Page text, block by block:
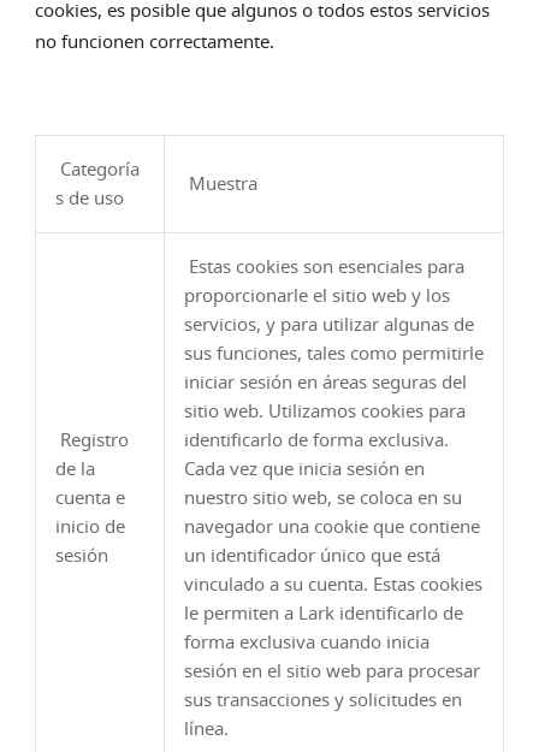
cookies, es posible que algunos o todos estos servicios
no funcionen correctamente.
Categoría
s de uso
Muestra
Registro
de la
cuenta e
inicio de
sesión
Estas cookies son esenciales para
proporcionarle el sitio web y los
servicios, y para utilizar algunas de
sus funciones, tales como permitirle
iniciar sesión en áreas seguras del
sitio web. Utilizamos cookies para
identificarlo de forma exclusiva.
Cada vez que inicia sesión en
nuestro sitio web, se coloca en su
navegador una cookie que contiene
un identificador único que está
vinculado a su cuenta. Estas cookies
le permiten a Lark identificarlo de
forma exclusiva cuando inicia
sesión en el sitio web para procesar
sus transacciones y solicitudes en
línea.